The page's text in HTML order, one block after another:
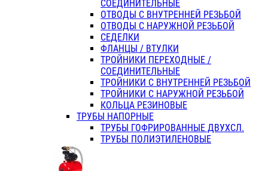
СОЕДИНИТЕЛЬНЫЕ
ОТВОДЫ С ВНУТРЕННЕЙ РЕЗЬБОЙ
ОТВОДЫ С НАРУЖНОЙ РЕЗЬБОЙ
СЕДЕЛКИ
ФЛАНЦЫ / ВТУЛКИ
ТРОЙНИКИ ПЕРЕХОДНЫЕ /
СОЕДИНИТЕЛЬНЫЕ
ТРОЙНИКИ С ВНУТРЕННЕЙ РЕЗЬБОЙ
ТРОЙНИКИ С НАРУЖНОЙ РЕЗЬБОЙ
КОЛЬЦА РЕЗИНОВЫЕ
ТРУБЫ НАПОРНЫЕ
ТРУБЫ ГОФРИРОВАННЫЕ ДВУХСЛ.
ТРУБЫ ПОЛИЭТИЛЕНОВЫЕ